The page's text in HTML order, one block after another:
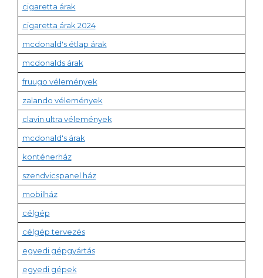
cigaretta árak
cigaretta árak 2024
mcdonald's étlap árak
mcdonalds árak
fruugo vélemények
zalando vélemények
clavin ultra vélemények
mcdonald's árak
konténerház
szendvicspanel ház
mobilház
célgép
célgép tervezés
egyedi gépgyártás
egyedi gépek